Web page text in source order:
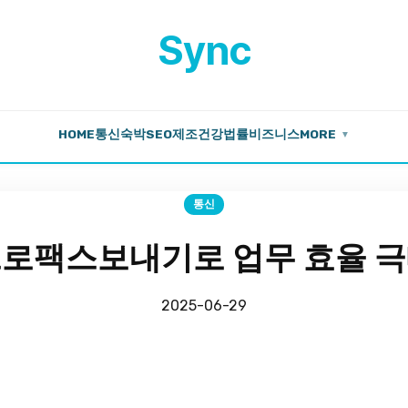
Sync
HOME통신 숙박SEO제조건강법률비즈니스MORE ▼
통신
팩스보내기로 업무 효율
2025-06-29